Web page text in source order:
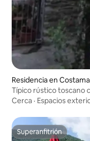
Residencia en
Típico rústico toscano
Cerca · Espacios
Superanfitrión
Superanfitrión